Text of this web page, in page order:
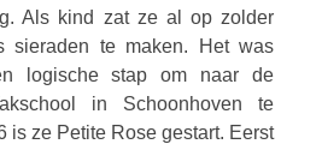
Als kind zat ze al op zolder
sieraden te maken. Het was
logische stap om naar de
in Schoonhoven te
is ze Petite Rose gestart. Eerst